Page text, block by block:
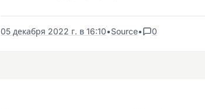
05 декабря 2022 г. в 16:10•Source• 0